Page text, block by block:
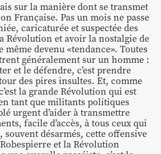
sur la manière dont se transmet
Française. Pas un mois ne passe
caricaturée et suspectée des
Révolution et avoir la nostalgie de
même devenu «tendance». Toutes
généralement sur un homme :
et le défendre, c’est prendre
des pires insultes. Et, comme
la grande Révolution qui est
tant que militants politiques
urgent d’aider à transmettre
facile d’accès, à tous ceux qui
souvent désarmés, cette offensive
et la Révolution